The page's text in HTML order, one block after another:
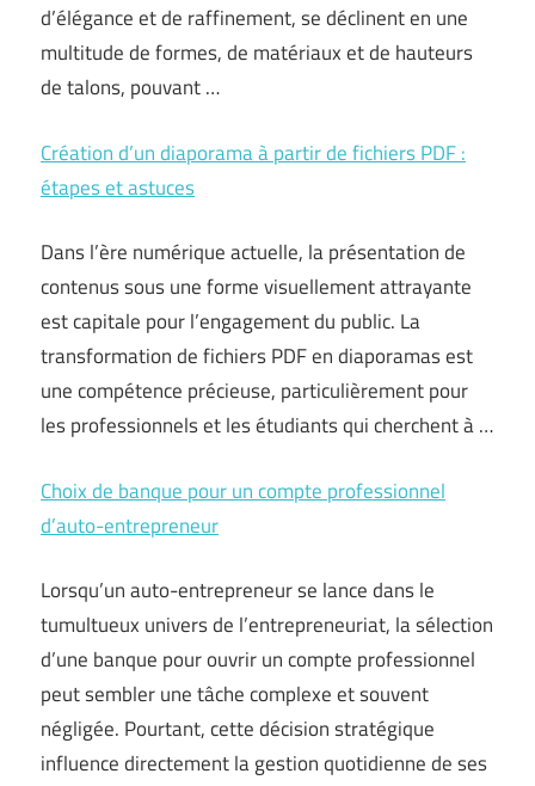
d’élégance et de raffinement, se déclinent en une
multitude de formes, de matériaux et de hauteurs
de talons, pouvant …
Création d’un diaporama à partir de fichiers PDF :
étapes et astuces
Dans l’ère numérique actuelle, la présentation de
contenus sous une forme visuellement attrayante
est capitale pour l’engagement du public. La
transformation de fichiers PDF en diaporamas est
une compétence précieuse, particulièrement pour
les professionnels et les étudiants qui cherchent à …
Choix de banque pour un compte professionnel
d’auto-entrepreneur
Lorsqu’un auto-entrepreneur se lance dans le
tumultueux univers de l’entrepreneuriat, la sélection
d’une banque pour ouvrir un compte professionnel
peut sembler une tâche complexe et souvent
négligée. Pourtant, cette décision stratégique
influence directement la gestion quotidienne de ses